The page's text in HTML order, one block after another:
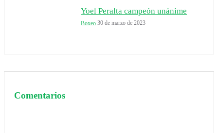
Yoel Peralta campeón unánime
Boxeo 30 de marzo de 2023
Comentarios